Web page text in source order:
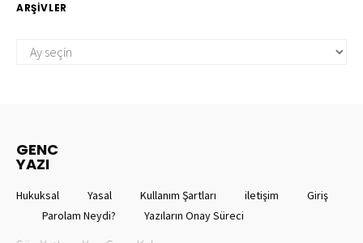
ARŞIVLER
GENC
YAZI
Hukuksal Yasal Kullanım Şartları iletişim
Giriş
Parolam Neydi?
Yazıların Onay Süreci